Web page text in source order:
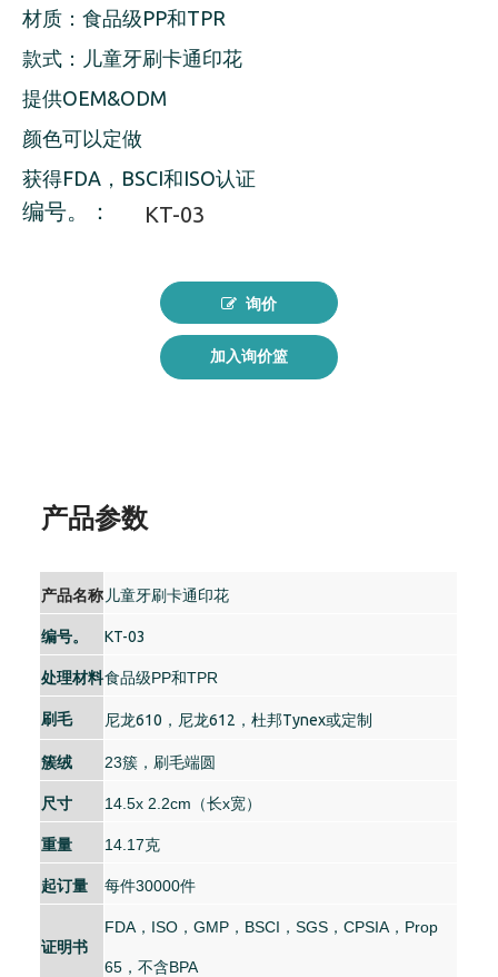
材质：食品级PP和TPR
款式：儿童牙刷卡通印花
提供OEM&ODM
颜色可以定做
获得FDA，BSCI和ISO认证
编号。： KT-03
询价
加入询价篮
产品参数
产品名称 儿童牙刷卡通印花
编号。 KT-03
处理材料食品级PP和TPR
刷毛 尼龙610，尼龙612，杜邦Tynex或定制
簇绒 23簇，刷毛端圆
尺寸 14.5x 2.2cm（长x宽）
重量 14.17克
起订量 每件30000件
证明书
FDA，ISO，GMP，BSCI，SGS，CPSIA，Prop
65，不含BPA